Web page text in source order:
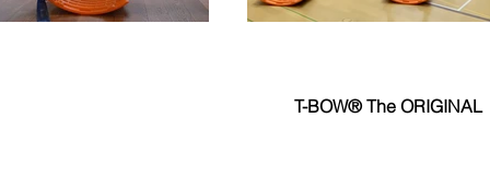
T-BOW® The ORIGINAL